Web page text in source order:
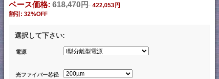
ベース価格: 618,470円 422,053円
割引: 32%OFF
選択して下さい:
電源
光ファイバー芯径